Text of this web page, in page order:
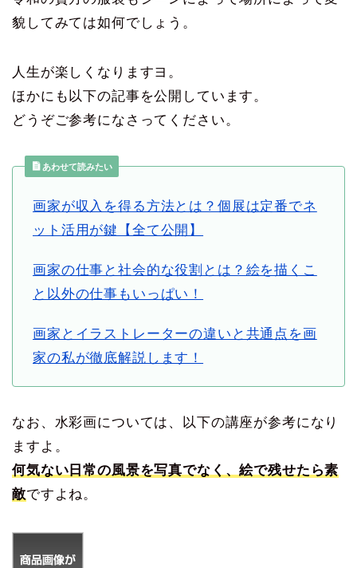
貌してみては如何でしょう。
人生が楽しくなりますヨ。
ほかにも以下の記事を公開しています。
どうぞご参考になさってください。
あわせて読みたい
画家が収入を得る方法とは？個展は定番でネ
ット活用が鍵【全て公開】
画家の仕事と社会的な役割とは？絵を描くこ
と以外の仕事もいっぱい！
画家とイラストレーターの違いと共通点を画
家の私が徹底解説します！
なお、水彩画については、以下の講座が参考になり
ますよ。
何気ない日常の風景を写真でなく、絵で残せたら素
敵ですよね。